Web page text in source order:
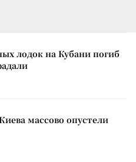
лодок на Кубани погиб
массово опустели